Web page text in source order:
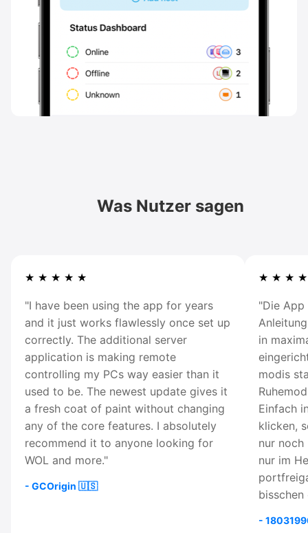
Was Nutzer sagen
★ ★ ★ ★ ★
"I have been using the app for years
and it just works flawlessly once set up
correctly. The additional server
application is making remote
controlling my PCs way easier than it
used to be. The newest update gives it
a fresh coat of paint without changing
any of the core features. I absolutely
recommend it to anyone looking for
WOL and more."
- GCOrigin 🇺🇸
★ ★ ★ ★
"Die
in
modis
Einfach
klicken,
nur
nur im
-